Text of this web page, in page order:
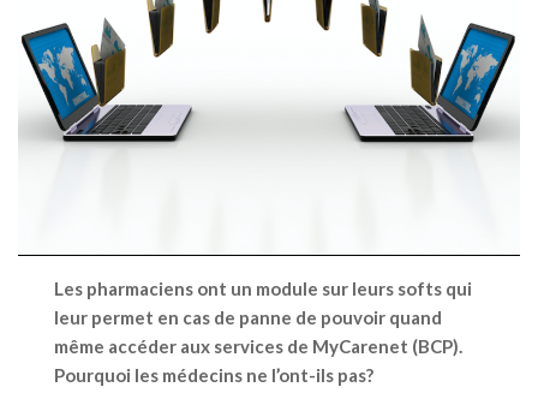
Les pharmaciens ont un module sur leurs softs qui
leur permet en cas de panne de pouvoir quand
même accéder aux services de MyCarenet (BCP).
Pourquoi les médecins ne l’ont-ils pas?